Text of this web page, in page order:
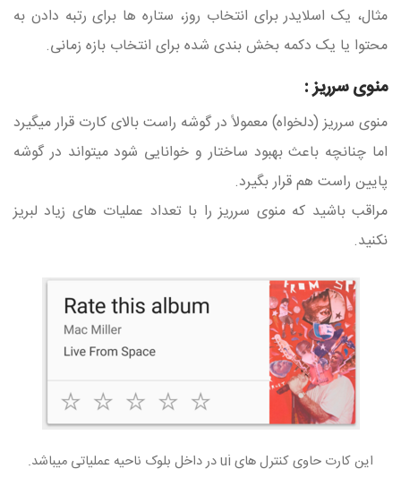
مثال، یک اسلایدر برای انتخاب روز، ستاره ها برای رتبه دادن به
محتوا یا یک دکمه بخش بندی شده برای انتخاب بازه زمانی.
منوی سرریز :
منوی سرریز (دلخواه) معمولاً در گوشه راست بالای کارت قرار میگیرد
اما چنانچه باعث بهبود ساختار و خوانایی شود میتواند در گوشه
پایین راست هم قرار بگیرد.
مراقب باشید که منوی سرریز را با تعداد عملیات های زیاد لبریز
نکنید.
این کارت حاوی کنترل های ui در داخل بلوک ناحیه عملیاتی میباشد.